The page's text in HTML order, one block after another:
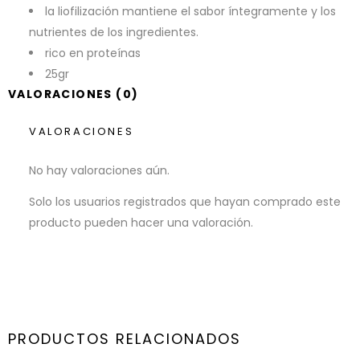
la liofilización mantiene el sabor íntegramente y los
nutrientes de los ingredientes.
rico en proteínas
25gr
VALORACIONES (0)
VALORACIONES
No hay valoraciones aún.
Solo los usuarios registrados que hayan comprado este
producto pueden hacer una valoración.
PRODUCTOS RELACIONADOS